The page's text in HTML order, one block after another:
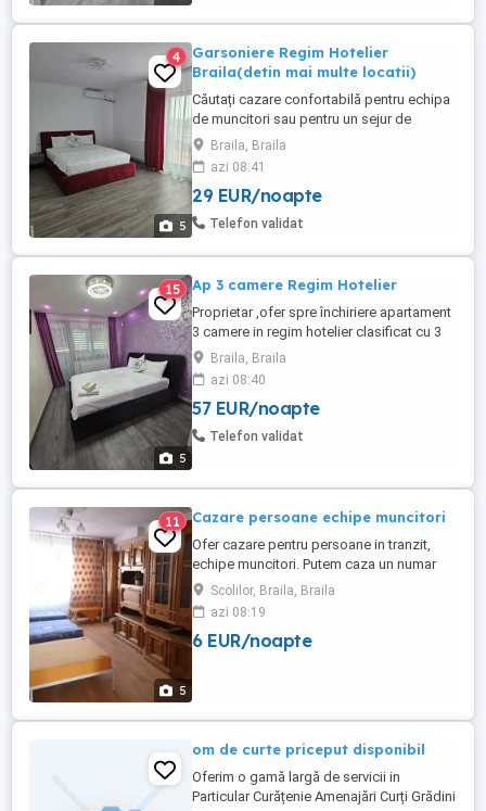
5
4
Garsoniere Regim Hotelier
Braila(detin mai multe locatii)
Căutați cazare confortabilă pentru echipa
de muncitori sau pentru un sejur de
vacanta ? S-a terminat căutarea! Noi
oferim soluții de cazare de lux la un preț
ușor peste cel al camerelor
obișnuite.Spuneți "La revedere!"
condițiilor nefavorabile și "Bun venit!"
Braila, Braila
azi 08:41
29 EUR/noapte
Telefon validat
5
15 Ap 3 camere Regim Hotelier
Proprietar ,ofer spre închiriere apartament
3 camere in regim hotelier clasificat cu 3
stele de Ministerul Turismului, este
complet mobilat și utilat.Dispune de
următoarele dotări: -Centrala termică -Ac -
Mașina de spalat rufe -Frigider -Plita -
Cuptor electric -Cuptor microunde -TV -
Braila, Braila
azi 08:40
57 EUR/noapte
Telefon validat
5
11 Cazare persoane echipe muncitori
Ofer cazare pentru persoane in tranzit,
echipe muncitori. Putem caza un numar
mai mare de persoane in locatii multiple
alaturate: - Apartament cu 3 camere
,decomandat , cu doua grupuri sanitare ,
parcare asigurata - Apartament cu 2
Scolilor, Braila, Braila
azi 08:19
6 EUR/noapte
om de curte priceput disponibil
Oferim o gamă largă de servicii in
Particular Curățenie Amenajări Curți Grădini